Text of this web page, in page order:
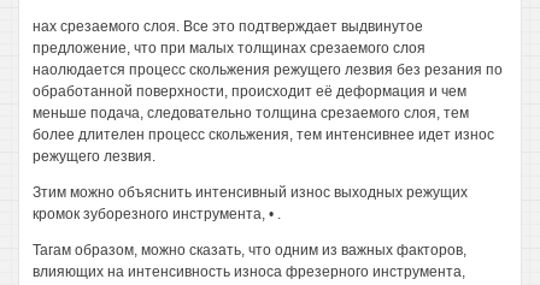
нах срезаемого слоя. Все это подтверждает выдвинутое
предложение, что при малых толщинах срезаемого слоя
наолюдается процесс скольжения режущего лезвия без резания по
обработанной поверхности, происходит её деформация и чем
меньше подача, следовательно толщина срезаемого слоя, тем
более длителен процесс скольжения, тем интенсивнее идет износ
режущего лезвия.
Зтим можно объяснить интенсивный износ выходных режущих
кромок зуборезного инструмента, • .
Тагам образом, можно сказать, что одним из важных факторов,
влияющих на интенсивность износа фрезерного инструмента,